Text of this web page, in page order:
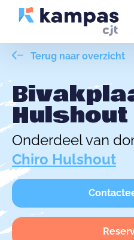
Terug naar overzicht
Hulshout
Onderdeel van
Chiro Hulshout